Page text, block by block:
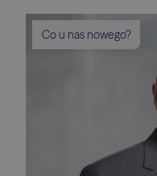
Co u nas nowego?